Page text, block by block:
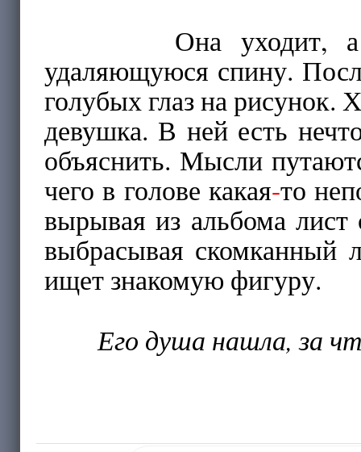
Она уходит,
удаляющуюся спину.
голубых глаз на рисунок.
девушка. В ней есть
объяснить. Мысли
чего в голове какая-то
вырывая из альбома
выбрасывая скомканный
ищет знакомую фигуру.
Его душа нашла, за